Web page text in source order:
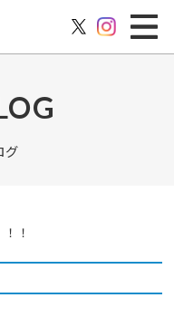
グ
！